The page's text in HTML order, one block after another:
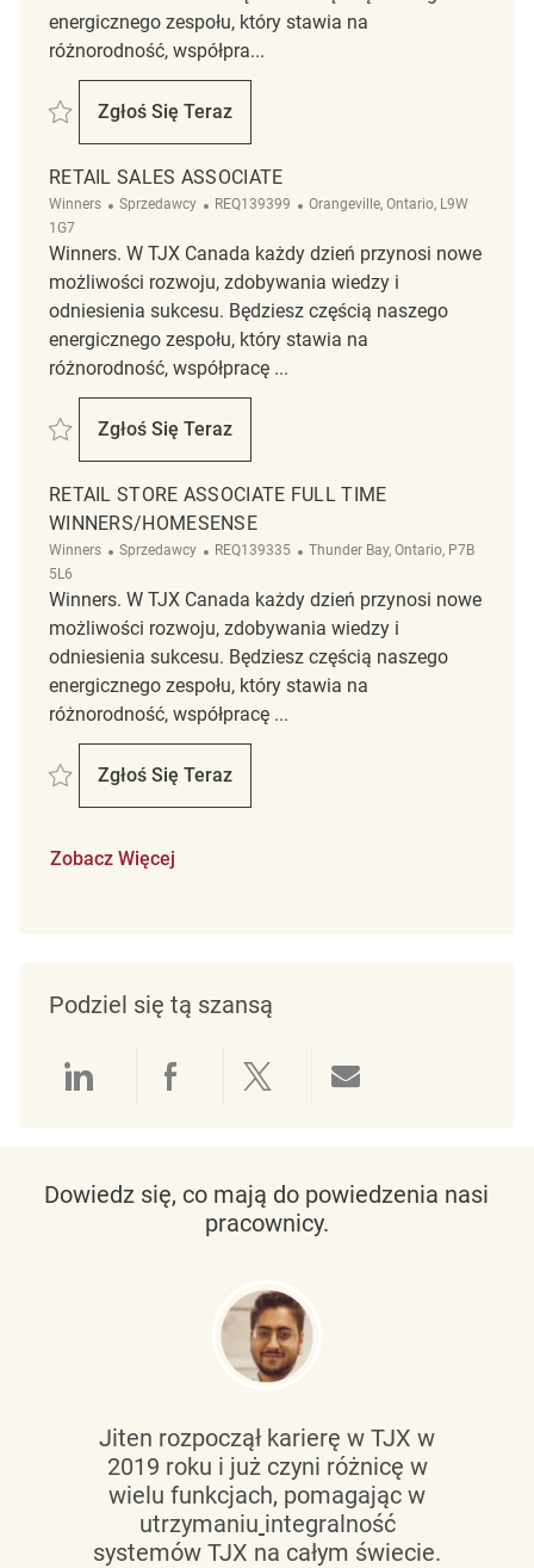
energicznego zespołu, który stawia na
różnorodność, współpra...
Zapisać Retail Sales Associate REQ140529
Zgłoś Się Teraz
Retail Sales Associate
RETAIL SALES ASSOCIATE
Winners Kategoria
Sprzedawcy ReqId
REQ139399 Lokalizacja
Orangeville, Ontario, L9W
1G7
Winners. W TJX Canada każdy dzień przynosi nowe
możliwości rozwoju, zdobywania wiedzy i
odniesienia sukcesu. Będziesz częścią naszego
energicznego zespołu, który stawia na
różnorodność, współpracę ...
Zapisać Retail Sales Associate REQ139399
Zgłoś Się Teraz
Retail Sales Associate
RETAIL STORE ASSOCIATE FULL TIME
WINNERS/HOMESENSE
Winners Kategoria
Sprzedawcy ReqId
REQ139335 Lokalizacja
Thunder Bay, Ontario, P7B
5L6
Winners. W TJX Canada każdy dzień przynosi nowe
możliwości rozwoju, zdobywania wiedzy i
odniesienia sukcesu. Będziesz częścią naszego
energicznego zespołu, który stawia na
różnorodność, współpracę ...
Zapisać Retail Store Associate Full Time Winners/Homesense
Zgłoś Się Teraz
Retail Store Associate Full Time Winners/
Zobacz Więcej
Podziel się tą szansą
Udostępnianie przez LinkedIn
Udostępnianie przez
Udostępnij przez
Dowiedz się, co mają do powiedzenia nasi
pracownicy.
Jiten rozpoczął karierę w TJX w
2019 roku i już czyni różnicę w
wielu funkcjach, pomagając w
utrzymaniu integralność
systemów TJX na całym świecie.